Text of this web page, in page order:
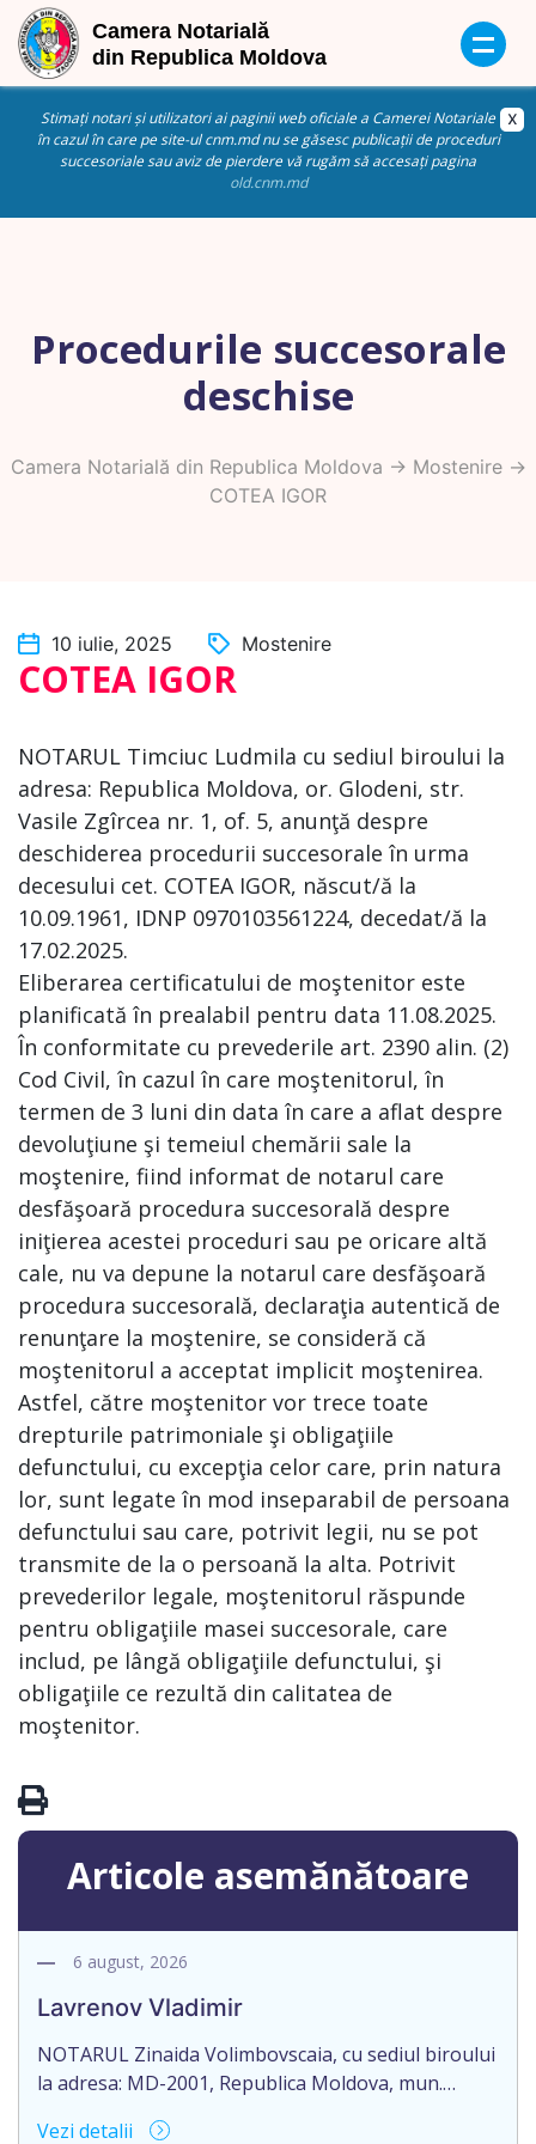
Stimați notari și utilizatori ai paginii web oficiale a Camerei Notariale
în cazul în care pe site-ul cnm.md nu se găsesc publicații de proceduri
succesoriale sau aviz de pierdere vă rugăm să accesați pagina
old.cnm.md
Procedurile succesorale
deschise
Camera Notarială din Republica Moldova -> Mostenire->
COTEA IGOR
10 iulie, 2025 Mostenire
COTEA IGOR
NOTARUL Timciuc Ludmila cu sediul biroului la
adresa: Republica Moldova, or. Glodeni, str.
Vasile Zgîrcea nr. 1, of. 5, anunţă despre
deschiderea procedurii succesorale în urma
decesului cet. COTEA IGOR, născut/ă la
10.09.1961, IDNP 0970103561224, decedat/ă la
17.02.2025.
Eliberarea certificatului de moştenitor este
planificată în prealabil pentru data 11.08.2025.
În conformitate cu prevederile art. 2390 alin. (2)
Cod Civil, în cazul în care moştenitorul, în
termen de 3 luni din data în care a aflat despre
devoluţiune şi temeiul chemării sale la
moştenire, fiind informat de notarul care
desfăşoară procedura succesorală despre
iniţierea acestei proceduri sau pe oricare altă
cale, nu va depune la notarul care desfăşoară
procedura succesorală, declaraţia autentică de
renunţare la moştenire, se consideră că
moştenitorul a acceptat implicit moştenirea.
Astfel, către moştenitor vor trece toate
drepturile patrimoniale şi obligaţiile
defunctului, cu excepţia celor care, prin natura
lor, sunt legate în mod inseparabil de persoana
defunctului sau care, potrivit legii, nu se pot
transmite de la o persoană la alta. Potrivit
prevederilor legale, moştenitorul răspunde
pentru obligaţiile masei succesorale, care
includ, pe lângă obligaţiile defunctului, şi
obligaţiile ce rezultă din calitatea de
moştenitor.
Articole asemănătoare
6 august, 2026
Lavrenov Vladimir
NOTARUL Zinaida Volimbovscaia, cu sediul biroului
la adresa: MD-2001, Republica Moldova, mun.
Vezi detalii